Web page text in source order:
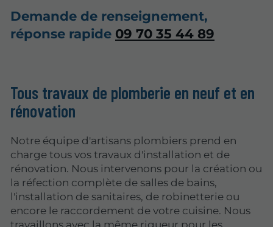
Demande de renseignement,
réponse rapide 09 70 35 44 89
Tous travaux de plomberie en neuf et en
rénovation
Notre équipe d'artisans plombiers prend en
charge tous vos travaux d'installation et de
rénovation. Nous intervenons pour la création ou
la réfection complète de salles de bains,
l'installation de sanitaires, de robinetterie ou
encore le raccordement de votre cuisine. Nous
travaillons avec la même rigueur pour les